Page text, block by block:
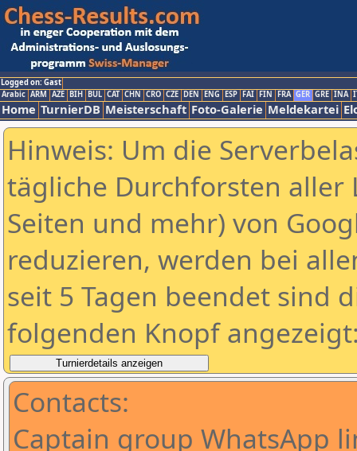
Logged on: Gast
Arabic ARM AZE BIH BUL CAT CHN CRO CZE DEN ENG ESP FAI FIN FRA GER GRE INA
Home TurnierDB Meisterschaft Foto-Galerie Meldekartei
Hinweis: Um die
tägliche Durchforsten aller
Seiten und mehr) von
reduzieren, werden bei
seit 5 Tagen beendet sind
folgenden Knopf
Contacts:
Captain group WhatsApp